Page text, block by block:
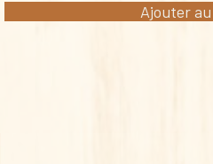
Ajouter